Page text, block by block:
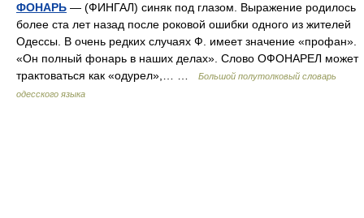
ФОНАРЬ — (ФИНГАЛ) синяк под глазом. Выражение родилось
более ста лет назад после роковой ошибки одного из жителей
Одессы. В очень редких случаях Ф. имеет значение «профан».
«Он полный фонарь в наших делах». Слово ОФОНАРЕЛ может
трактоваться как «одурел»,… …
Большой полутолковый словарь
одесского языка